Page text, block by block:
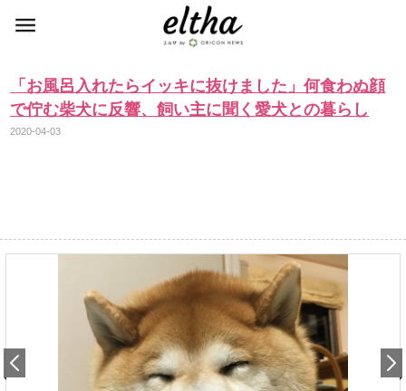
「お風呂入れたらイッキに抜けました」何食わぬ顔
で佇む柴犬に反響、飼い主に聞く愛犬との暮らし
2020-04-03